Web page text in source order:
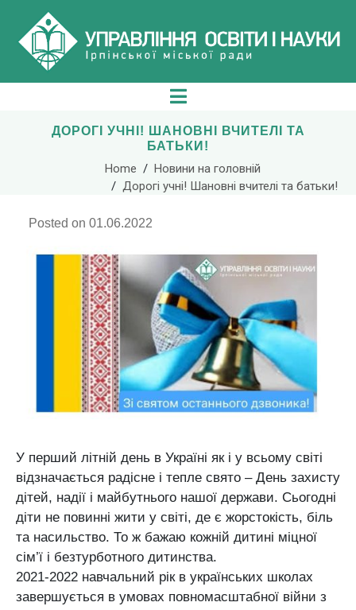
ДОРОГІ УЧНІ! ШАНОВНІ ВЧИТЕЛІ ТА
БАТЬКИ!
Home
Новини на головній
Дорогі учні! Шановні вчителі та батьки!
Posted on 01.06.2022
У перший літній день в Україні як і у всьому світі
відзначається радісне і тепле свято – День захисту
дітей, надії і майбутнього нашої держави. Сьогодні
діти не повинні жити у світі, де є жорстокість, біль
та насильство. То ж бажаю кожній дитині міцної
сім’ї і безтурботного дитинства.
2021-2022 навчальний рік в українських школах
завершується в умовах повномасштабної війни з